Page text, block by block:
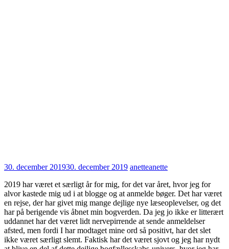
30. december 201930. december 2019 anetteanette
2019 har været et særligt år for mig, for det var året, hvor jeg for
alvor kastede mig ud i at blogge og at anmelde bøger. Det har været
en rejse, der har givet mig mange dejlige nye læseoplevelser, og det
har på berigende vis åbnet min bogverden. Da jeg jo ikke er litterært
uddannet har det været lidt nervepirrende at sende anmeldelser
afsted, men fordi I har modtaget mine ord så positivt, har det slet
ikke været særligt slemt. Faktisk har det været sjovt og jeg har nydt